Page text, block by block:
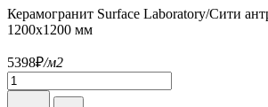
Керамогранит Surface Laboratory/Сити
1200х1200 мм
5398₽/м2